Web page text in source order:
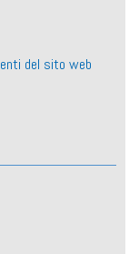
del sito web